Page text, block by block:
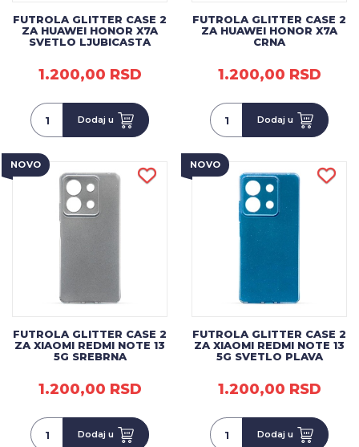
FUTROLA GLITTER CASE 2
ZA HUAWEI HONOR X7A
SVETLO LJUBICASTA
1.200,00 RSD
Dodaj u
FUTROLA GLITTER CASE 2
ZA HUAWEI HONOR X7A
CRNA
1.200,00 RSD
Dodaj u
NOVO
FUTROLA GLITTER CASE 2
ZA XIAOMI REDMI NOTE 13
5G SREBRNA
1.200,00 RSD
Dodaj u
NOVO
FUTROLA GLITTER CASE 2
ZA XIAOMI REDMI NOTE 13
5G SVETLO PLAVA
1.200,00 RSD
Dodaj u